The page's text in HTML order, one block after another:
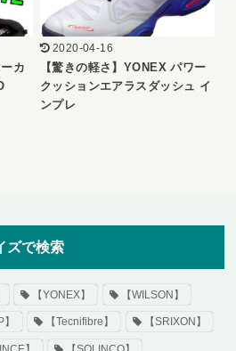
カ
2020-04-16
【驚きの軽さ】YONEX パワー
クッションエアラスダッシュ イ
ンプレ
ズで検索
【YONEX】 【WILSON】
【Tecnifibre】 【SRIXON】